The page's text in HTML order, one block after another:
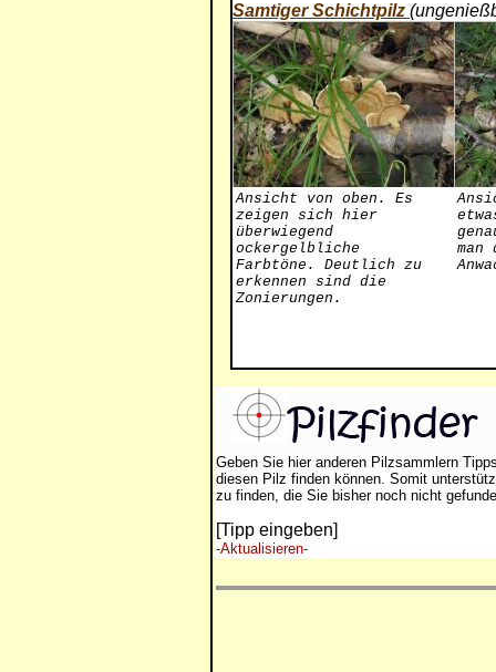
Samtiger Schichtpilz
Ansicht von oben. Es
zeigen sich hier
überwiegend
ockergelbliche
Farbtöne. Deutlich zu
erkennen sind die
Zonierungen.
Geben Sie hier anderen Pilzsammlern
diesen Pilz finden können. Somit
zu finden, die Sie bisher noch nicht
[Tipp eingeben]
-Aktualisieren-